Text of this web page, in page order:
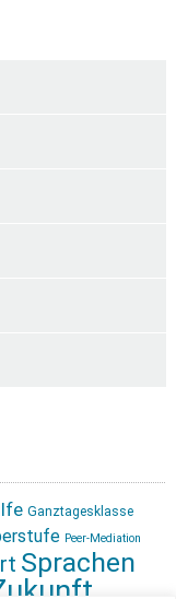
Ganztagesklasse
Peer-Mediation
Sprachen